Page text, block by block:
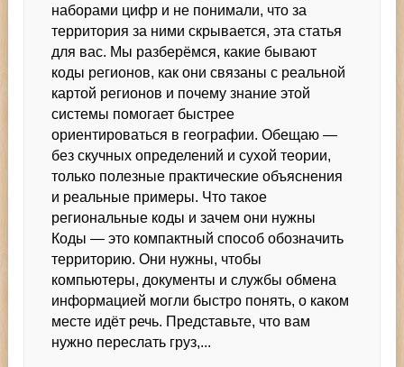
дешифровать
карту
регионов
понять
их
географию
наборами цифр и не понимали, что за
территория за ними скрывается, эта статья
для вас. Мы разберёмся, какие бывают
коды регионов, как они связаны с реальной
картой регионов и почему знание этой
системы помогает быстрее
ориентироваться в географии. Обещаю —
без скучных определений и сухой теории,
только полезные практические объяснения
и реальные примеры. Что такое
региональные коды и зачем они нужны
Коды — это компактный способ обозначить
территорию. Они нужны, чтобы
компьютеры, документы и службы обмена
информацией могли быстро понять, о каком
месте идёт речь. Представьте, что вам
нужно переслать груз,...